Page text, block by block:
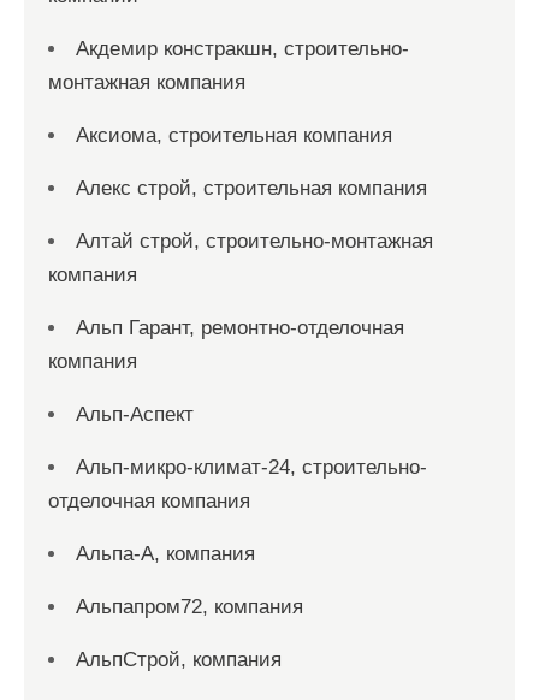
Акдемир констракшн, строительно-
монтажная компания
Аксиома, строительная компания
Алекс строй, строительная компания
Алтай строй, строительно-монтажная
компания
Альп Гарант, ремонтно-отделочная
компания
Альп-Аспект
Альп-микро-климат-24, строительно-
отделочная компания
Альпа-А, компания
Альпапром72, компания
АльпСтрой, компания